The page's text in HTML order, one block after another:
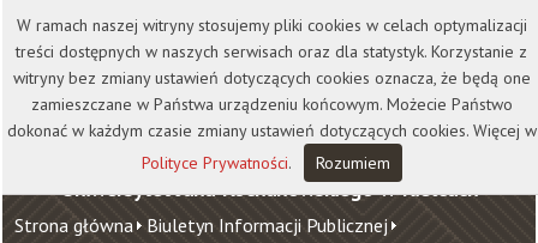
Kontakt Biblioteka
Wydawnictwo
Wirtualna Uczelnia
Uniwersytet Jana Kochanowskiego w Kielcach
Strona główna Biuletyn Informacji Publicznej
W ramach naszej witryny stosujemy pliki cookies w celach optymalizacji
treści dostępnych w naszych serwisach oraz dla statystyk. Korzystanie z
witryny bez zmiany ustawień dotyczących cookies oznacza, że będą one
zamieszczane w Państwa urządzeniu końcowym. Możecie Państwo
dokonać w każdym czasie zmiany ustawień dotyczących cookies. Więcej w
Polityce Prywatności. Rozumiem